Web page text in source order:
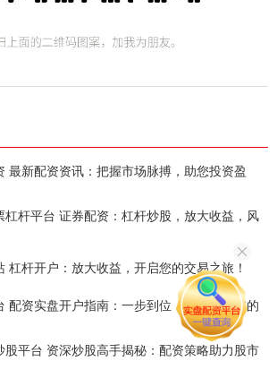
最新配资资讯：把握市场脉搏，助您投资盈
杠杆平台 证券配资：杠杆炒股，放大收益，风
杠杆开户：放大收益，开启您的交易之旅！
配资实盘开户指南：一步到位，轻松开启您的
股平台 资深炒股高手揭秘：配资策略助力股市